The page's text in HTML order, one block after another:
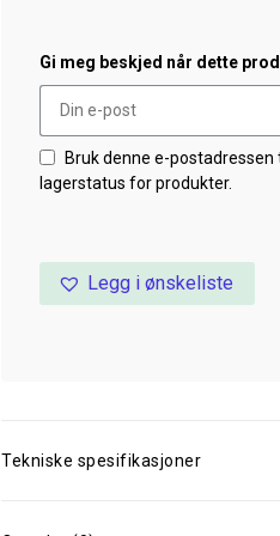
Gi meg beskjed når dette
Bruk denne e-
lagerstatus for produkter.
Legg i ønskeliste
Tekniske spesifikasjoner